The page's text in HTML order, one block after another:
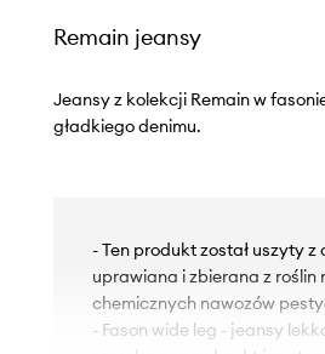
Remain jeansy
Jeansy z kolekcji Remain w
gładkiego denimu.
- Ten produkt został uszyty
uprawiana i zbierana z
chemicznych nawozów
- Fason wide leg - jeansy